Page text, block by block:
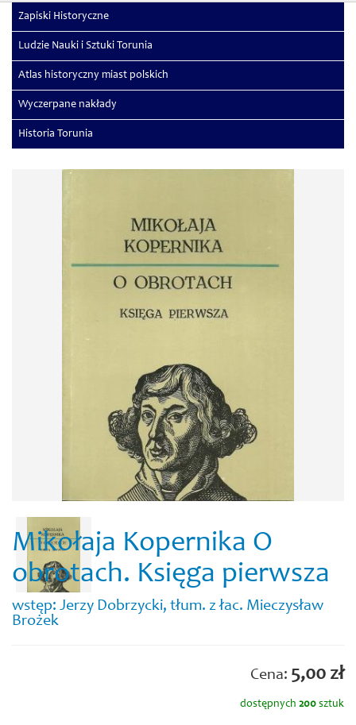
Zapiski Historyczne
Ludzie Nauki i Sztuki Torunia
Atlas historyczny miast polskich
Wyczerpane nakłady
Historia Torunia
Mikołaja Kopernika O
obrotach. Księga pierwsza
wstęp: Jerzy Dobrzycki, tłum. z łac. Mieczysław
Brożek
Cena: 5,00 zł
dostępnych 200 sztuk